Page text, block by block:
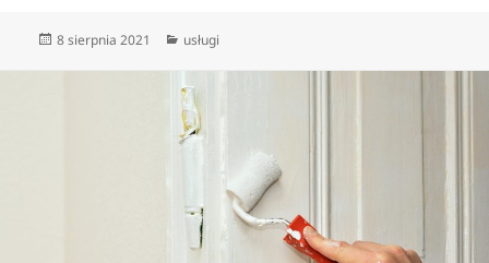
Data
8 sierpnia 2021 Kategorie
usługi